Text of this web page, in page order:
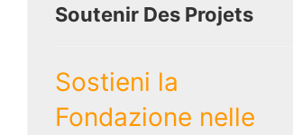
Soutenir Des Projets
Sostieni la
Fondazione nelle